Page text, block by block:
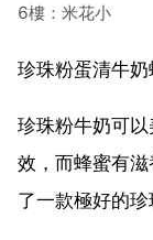
6樓：米花小
珍珠粉蛋清牛
珍珠粉牛奶可
效，而蜂蜜有
了一款極好的珍